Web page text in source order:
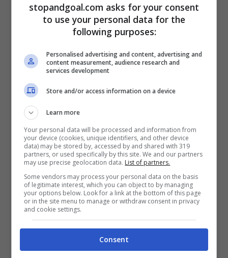
Tutte le news sulcalciomercato italianoe
non solo:CLICCA QUI
stopandgoal.com asks for your consent
to use your personal data for the
following purposes:
Personalised advertising and content, advertising and
content measurement, audience research and
services development
Store and/or access information on a device
Learn more
Your personal data will be processed and information from
your device (cookies, unique identifiers, and other device
data) may be stored by, accessed by and shared with 319
partners, or used specifically by this site. We and our partners
may use precise geolocation data. List of partners.
Some vendors may process your personal data on the basis
of legitimate interest, which you can object to by managing
your options below. Look for a link at the bottom of this page
or in the site menu to manage or withdraw consent in privacy
and cookie settings.
Consent